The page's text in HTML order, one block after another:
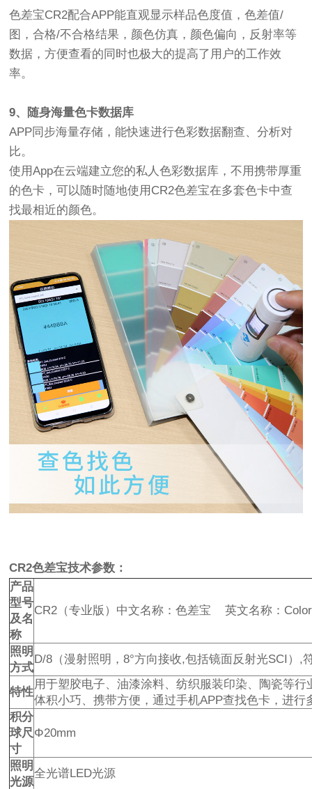
色差宝CR2配合APP能直观显示样品色度值，色差值/
图，合格/不合格结果，颜色仿真，颜色偏向，反射率等
数据，方便查看的同时也极大的提高了用户的工作效
率。
9、随身海量色卡数据库
APP同步海量存储，能快速进行色彩数据翻查、分析对
比。
使用App在云端建立您的私人色彩数据库，不用携带厚重
的色卡，可以随时随地使用CR2色差宝在多套色卡中查
找最相近的颜色。
CR2色差宝技术参数：
产品
型号
及名
称
CR2（专业版）中文名称：色差宝 英文名称：
照明
方式
D/8（漫射照明，8°方向接收,包括镜面反射光SCI）,
特性
用于塑胶电子、油漆涂料、纺织服装印染、陶瓷等行
体积小巧、携带方便，通过手机APP查找色卡，进行
积分
球尺
寸
Φ20mm
照明
光源
全光谱LED光源